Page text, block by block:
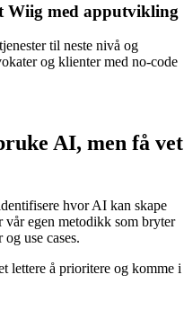
Wiig med apputvikling
til neste nivå og
og klienter med no-code
AI, men få vet
hvor AI kan skape
egen metodikk som bryter
use cases.
lettere å prioritere og komme i